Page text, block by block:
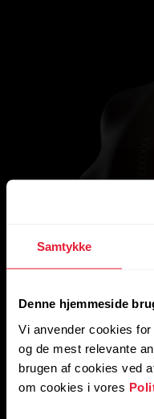
Samtykke
Denne hjemmeside
Vi anvender cookies
og de mest relevante
brugen af cookies ved
om cookies i vores
Videnskab
Forestil dig